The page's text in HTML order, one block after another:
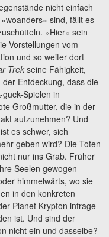
nicht einfach
sind, fällt es
»Hier« sein
Vorstellungen vom
und so weiter dort
Trek seine Fähigkeit,
Entdeckung, dass die
Spielen in
Großmutter, die in der
aufzunehmen? Und
es schwer, sich
geben wird? Die Toten
nur ins Grab. Früher
Seelen gewogen
himmelwärts, wo sie
in den konkreten
Planet Krypton infrage
ist. Und sind der
nicht ein und dasselbe?